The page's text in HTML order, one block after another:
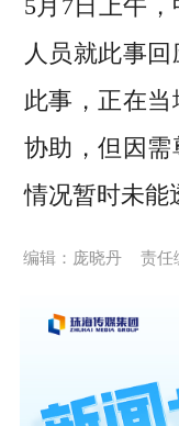
5月7日上午
人员就此事
此事，正在
协助，但因
情况暂时未能
编辑：庞晓丹 责任